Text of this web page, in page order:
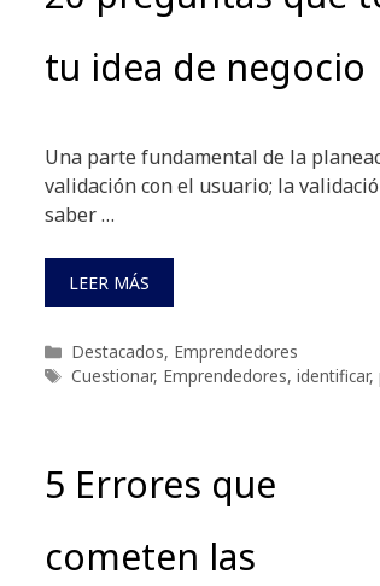
tu idea de negocio
Una parte fundamental de la
validación con el usuario; la
saber …
LEER MÁS
Categorías
Destacados, Emprendedores
Etiquetas
Cuestionar, Emprendedores, identificar,
5 Errores que
cometen las